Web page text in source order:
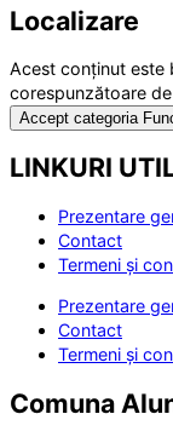
Localizare
Acest conținut este
corespunzătoare
Accept categoria
LINKURI
Prezentare
Contact
Termeni și
Prezentare
Contact
Termeni și
Comuna